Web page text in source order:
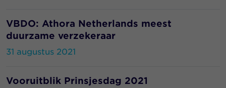
VBDO: Athora Netherlands meest
duurzame verzekeraar
31 augustus 2021
Vooruitblik Prinsjesdag 2021